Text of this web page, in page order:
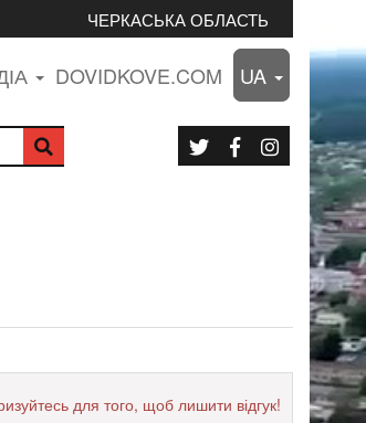
ЧЕРКАСЬКА ОБЛАСТЬ
DOVIDKOVE.COM UA
для того, щоб лишити відгук!